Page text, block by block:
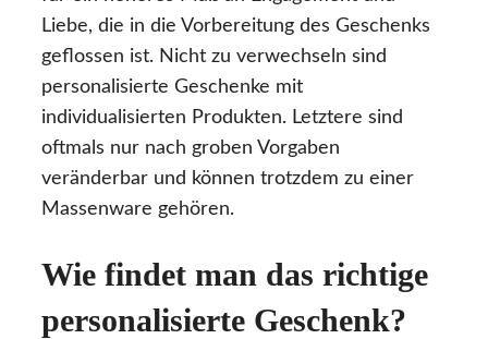
Liebe, die in die Vorbereitung des Geschenks
geflossen ist. Nicht zu verwechseln sind
personalisierte Geschenke mit
individualisierten Produkten. Letztere sind
oftmals nur nach groben Vorgaben
veränderbar und können trotzdem zu einer
Massenware gehören.
Wie findet man das richtige
personalisierte Geschenk?